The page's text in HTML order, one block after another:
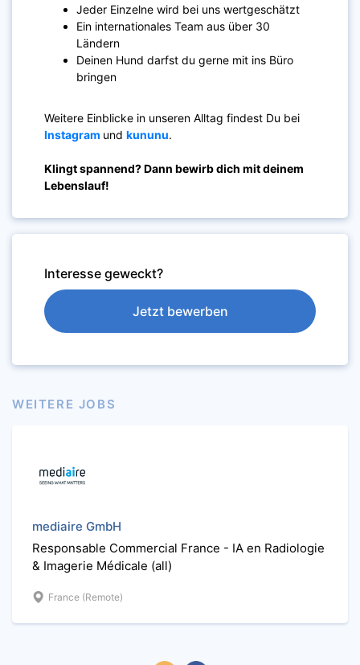
Jeder Einzelne wird bei uns wertgeschätzt
Ein internationales Team aus über 30
Ländern
Deinen Hund darfst du gerne mit ins Büro
bringen
Weitere Einblicke in unseren Alltag findest Du bei
Instagram und kununu.
Klingt spannend? Dann bewirb dich mit deinem
Lebenslauf!
Interesse geweckt?
Jetzt bewerben
WEITERE JOBS
mediaire GmbH
Responsable Commercial France - IA en Radiologie
& Imagerie Médicale (all)
France (Remote)